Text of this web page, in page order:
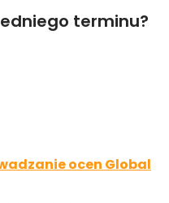
terminu?
ocen Global